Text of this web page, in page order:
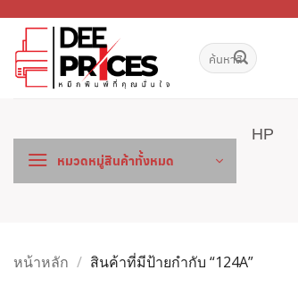
เนื้อหา
ค้นหา:
หมวดหมู่สินค้าทั้งหมด
HP
หน้าหลัก / สินค้าที่มีป้ายกำกับ “124A”